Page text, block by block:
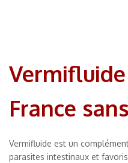
France
Vermifluide est un
parasites intestinaux et